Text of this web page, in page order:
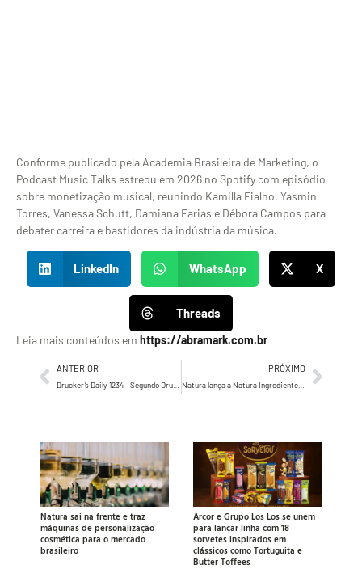
Conforme publicado pela Academia Brasileira de Marketing, o
Podcast Music Talks estreou em 2026 no Spotify com episódio
sobre monetização musical, reunindo Kamilla Fialho, Yasmin
Torres, Vanessa Schutt, Damiana Farias e Débora Campos para
debater carreira e bastidores da indústria da música.
LinkedIn WhatsApp X
Threads
Leia mais conteúdos em https://abramark.com.br
ANTERIOR PRÓXIMO
Natura lança a Natura Ingredientes, startup de bioingredientes da Amazônia, com acordos já fechados com LUSH e Mahta
Natura sai na frente e traz
máquinas de personalização
cosmética para o mercado
brasileiro
Arcor e Grupo Los Los se unem
para lançar linha com 18
sorvetes inspirados em
clássicos como Tortuguita e
Butter Toffees